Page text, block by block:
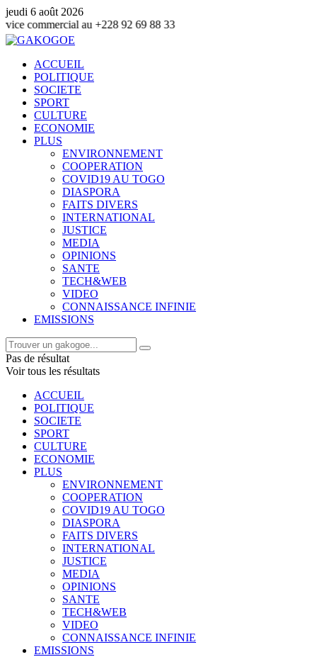
jeudi 6 août 2026
au +228 92 69 88 33
ACCUEIL
POLITIQUE
SOCIETE
SPORT
CULTURE
ECONOMIE
PLUS
ENVIRONNEMENT
COOPERATION
COVID19 AU TOGO
DIASPORA
FAITS DIVERS
INTERNATIONAL
JUSTICE
MEDIA
OPINIONS
SANTE
TECH&WEB
VIDEO
CONNAISSANCE INFINIE
EMISSIONS
Pas de résultat
Voir tous les résultats
ACCUEIL
POLITIQUE
SOCIETE
SPORT
CULTURE
ECONOMIE
PLUS
ENVIRONNEMENT
COOPERATION
COVID19 AU TOGO
DIASPORA
FAITS DIVERS
INTERNATIONAL
JUSTICE
MEDIA
OPINIONS
SANTE
TECH&WEB
VIDEO
CONNAISSANCE INFINIE
EMISSIONS